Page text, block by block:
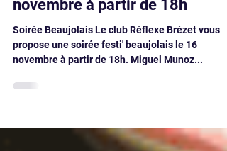
13 nov. 2023
Soirée festi'beaujolais le 16
novembre à partir de 18h
Soirée Beaujolais Le club Réflexe Brézet vous